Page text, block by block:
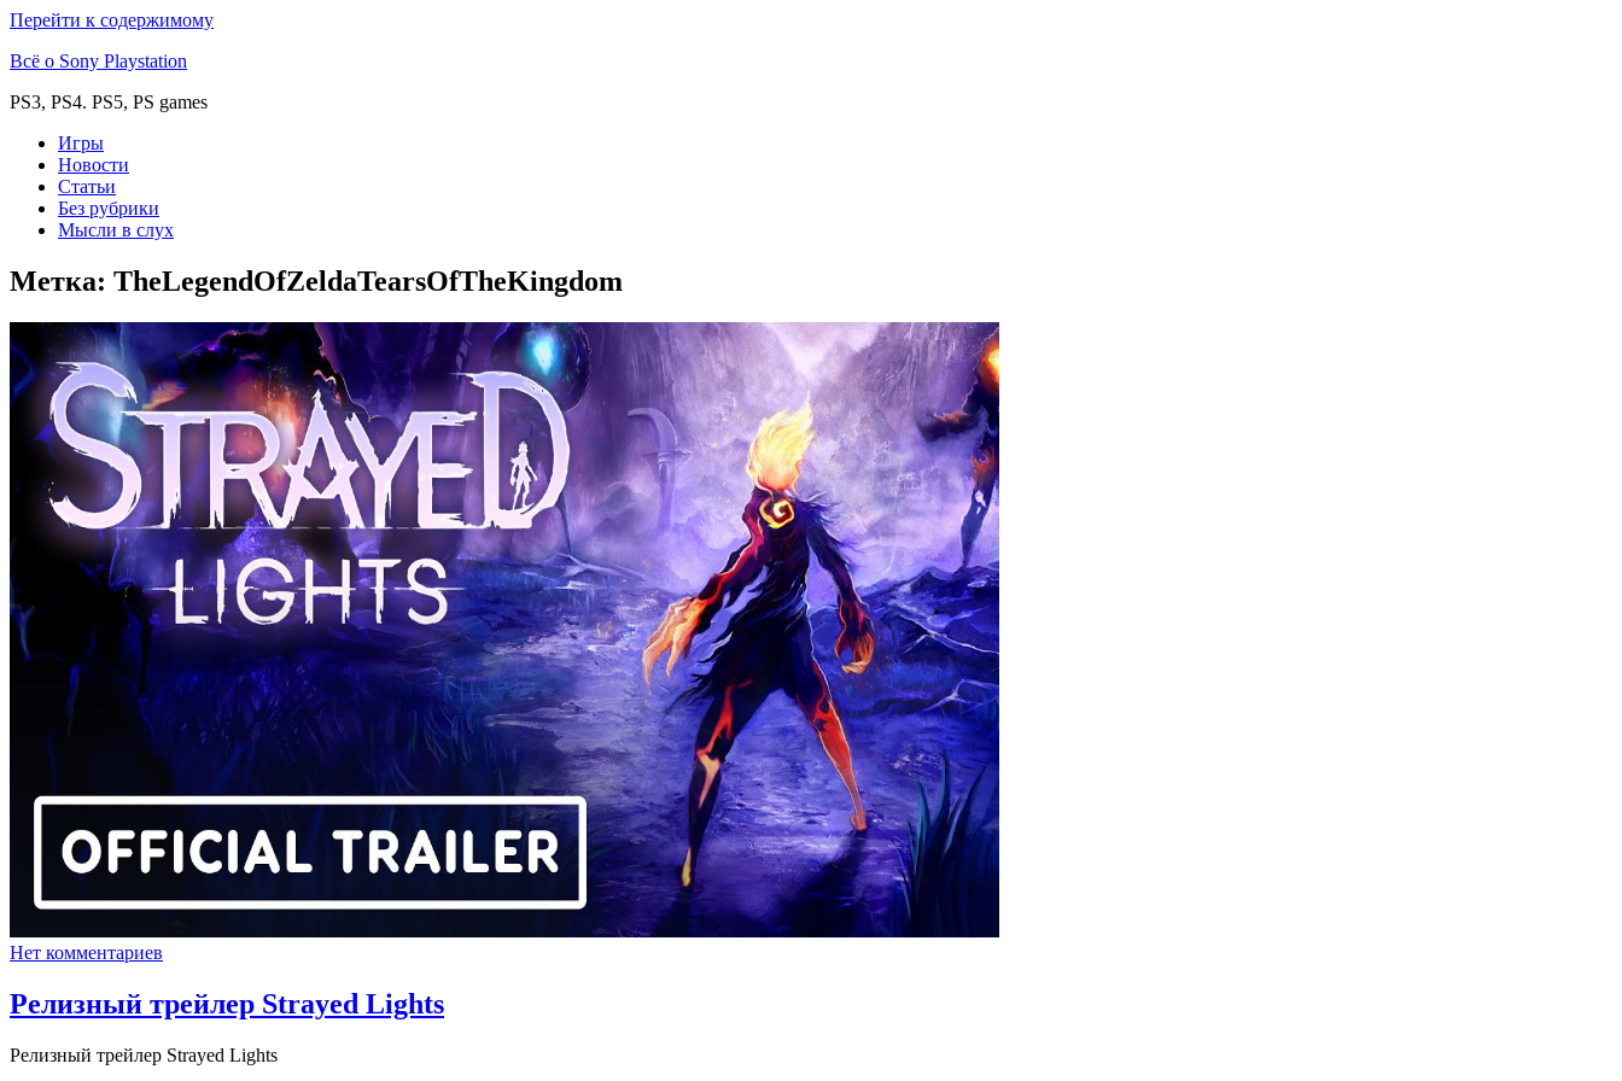
Перейти к содержимому
Всё о Sony Playstation
PS3, PS4. PS5, PS games
Игры
Новости
Статьи
Без рубрики
Мысли в слух
Метка: TheLegendOfZeldaTearsOfTheKingdom
Нет комментариев
Релизный трейлер Strayed Lights
Релизный трейлер Strayed Lights